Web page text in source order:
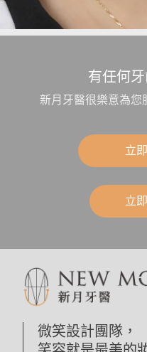
有任何
新月牙醫很樂意為您
立
立
微笑設計團隊，